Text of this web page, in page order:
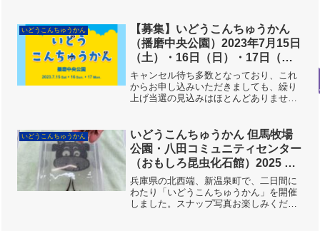
ホールならではの、耳にやさしい自然の
響きと星々が降りそそぐ美し...
いどうこんちゅうかん
【募集】いどうこんちゅうかん
（播磨中央公園）2023年7月15日
（土）・16日（日）・17日（月
祝）開催
キャンセル待ち多数となっており、これ
からお申し込みいただきましても、繰り
上げ当選の見込みはほとんどありませ
始。おなじみ播磨中央公園で、スペシャ
ルイベント「いどうこんち...
いどうこんちゅうかん
いどうこんちゅうかん 但馬牧場
公園・八田コミュニティセンター
（おもしろ昆虫化石館）2025 ス
ナップ写真集
兵庫県の北西端、新温泉町で、二日間に
わたり「いどうこんちゅうかん」を開催
しました。スナップ写真お楽しみくださ